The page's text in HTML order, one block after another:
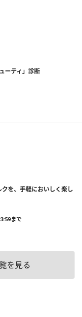
ーティ」診断
を、手軽においしく楽し
まで
を見る